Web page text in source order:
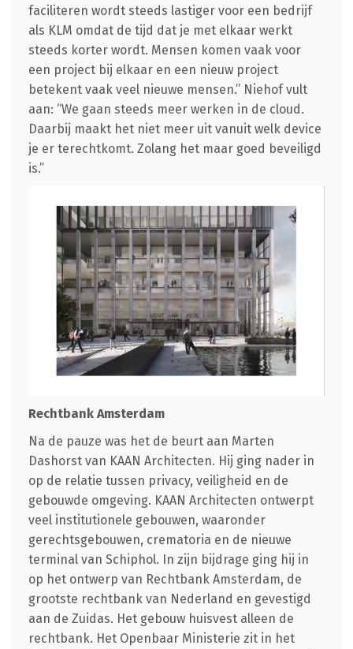
faciliteren wordt steeds lastiger voor een bedrijf
als KLM omdat de tijd dat je met elkaar werkt
steeds korter wordt. Mensen komen vaak voor
een project bij elkaar en een nieuw project
betekent vaak veel nieuwe mensen.” Niehof vult
aan: “We gaan steeds meer werken in de cloud.
Daarbij maakt het niet meer uit vanuit welk device
je er terechtkomt. Zolang het maar goed beveiligd
is.”
Rechtbank Amsterdam
Na de pauze was het de beurt aan Marten
Dashorst van KAAN Architecten. Hij ging nader in
op de relatie tussen privacy, veiligheid en de
gebouwde omgeving. KAAN Architecten ontwerpt
veel institutionele gebouwen, waaronder
gerechtsgebouwen, crematoria en de nieuwe
terminal van Schiphol. In zijn bijdrage ging hij in
op het ontwerp van Rechtbank Amsterdam, de
grootste rechtbank van Nederland en gevestigd
aan de Zuidas. Het gebouw huisvest alleen de
rechtbank. Het Openbaar Ministerie zit in het